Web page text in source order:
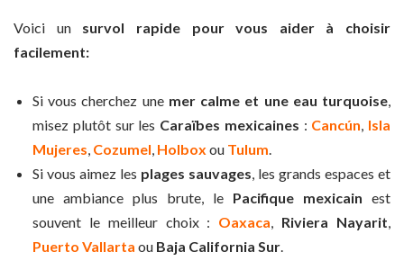
Voici un survol rapide pour vous aider à choisir
facilement:
Si vous cherchez une mer calme et une eau turquoise,
misez plutôt sur les Caraïbes mexicaines : Cancún, Isla
Mujeres, Cozumel, Holbox ou Tulum.
Si vous aimez les plages sauvages, les grands espaces et
une ambiance plus brute, le Pacifique mexicain est
souvent le meilleur choix : Oaxaca, Riviera Nayarit,
Puerto Vallarta ou Baja California Sur.